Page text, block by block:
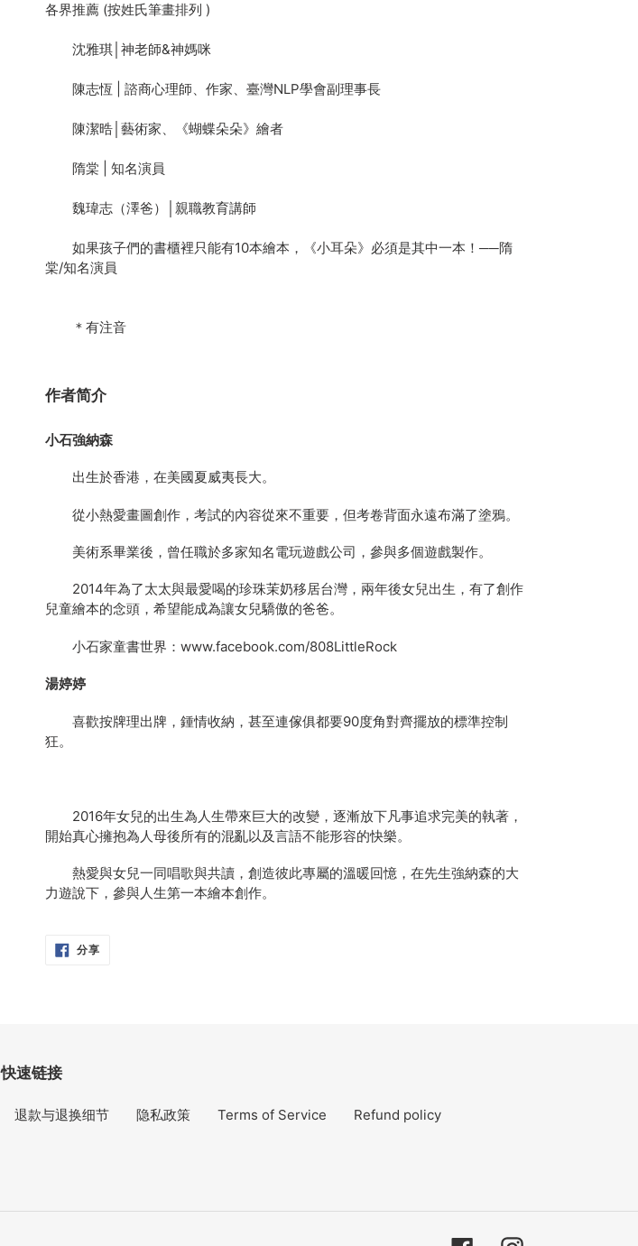
各界推薦 (按姓氏筆畫排列 )
沈雅琪│神老師&神媽咪
陳志恆 | 諮商心理師、作家、臺灣NLP學會副理事長
陳潔晧│藝術家、《蝴蝶朵朵》繪者
隋棠 | 知名演員
魏瑋志（澤爸）│親職教育講師
如果孩子們的書櫃裡只能有10本繪本，《小耳朵》必須是其中一本！──隋
棠/知名演員
＊有注音
作者简介
小石強納森
出生於香港，在美國夏威夷長大。
從小熱愛畫圖創作，考試的內容從來不重要，但考卷背面永遠布滿了塗鴉。
美術系畢業後，曾任職於多家知名電玩遊戲公司，參與多個遊戲製作。
2014年為了太太與最愛喝的珍珠茉奶移居台灣，兩年後女兒出生，有了創作
兒童繪本的念頭，希望能成為讓女兒驕傲的爸爸。
小石家童書世界：www.facebook.com/808LittleRock
湯婷婷
喜歡按牌理出牌，鍾情收納，甚至連傢俱都要90度角對齊擺放的標準控制
狂。
2016年女兒的出生為人生帶來巨大的改變，逐漸放下凡事追求完美的執著，
開始真心擁抱為人母後所有的混亂以及言語不能形容的快樂。
熱愛與女兒一同唱歌與共讀，創造彼此專屬的溫暖回憶，在先生強納森的大
力遊說下，參與人生第一本繪本創作。
分享分
快速链接
退款与退换细节 隐私政策 Terms of Service Refund policy